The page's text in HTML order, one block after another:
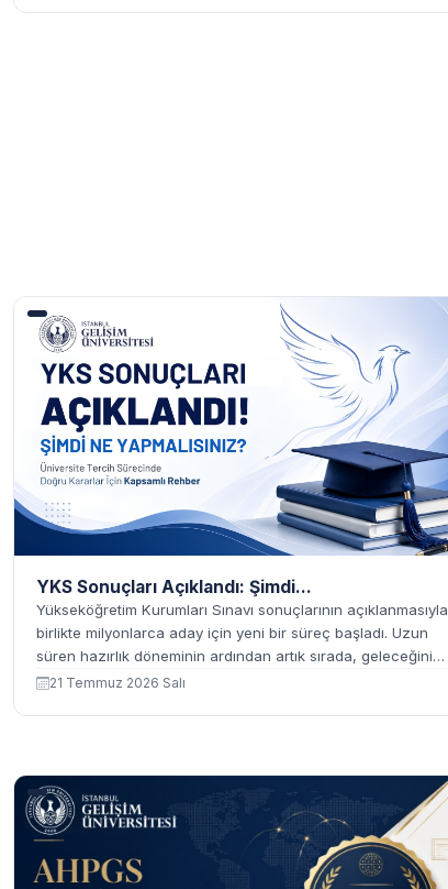
YKS Sonuçları Açıklandı: Şimdi...
Yükseköğretim Kurumları Sınavı sonuçlarının açıklanmasıyla
birlikte milyonlarca aday için yeni bir süreç başladı. Uzun
süren hazırlık döneminin ardından artık sırada, geleceğinizi
şekillendirecek en önemli adımlardan biri olan üniversite
21 Temmuz 2026 Salı